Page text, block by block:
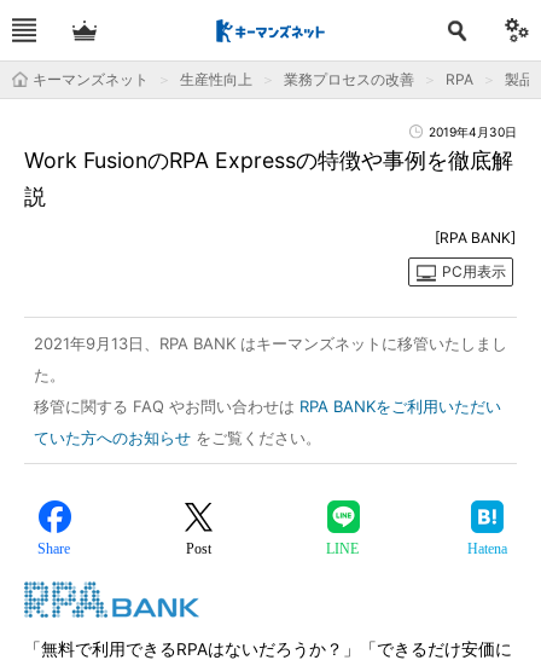
キーマンズネット 生産性向上 業務プロセスの改善 RPA 製品
2019年4月30日
Work FusionのRPA Expressの特徴や事例を徹底解
説
[RPA BANK]
PC用表示
2021年9月13日、RPA BANK はキーマンズネットに移管いたしまし
た。
移管に関する FAQ やお問い合わせは RPA BANKをご利用いただい
ていた方へのお知らせ をご覧ください。
Share Post LINE Hatena
「無料で利用できるRPAはないだろうか？」「できるだけ安価に